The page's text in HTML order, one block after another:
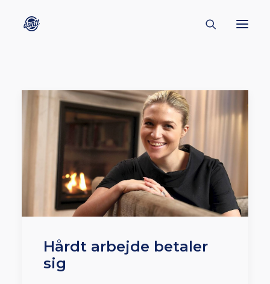
CREATORS
KULTUR
INSPIRATION
BORNHOLM
SUBSCRIBE
Hårdt arbejde betaler
sig